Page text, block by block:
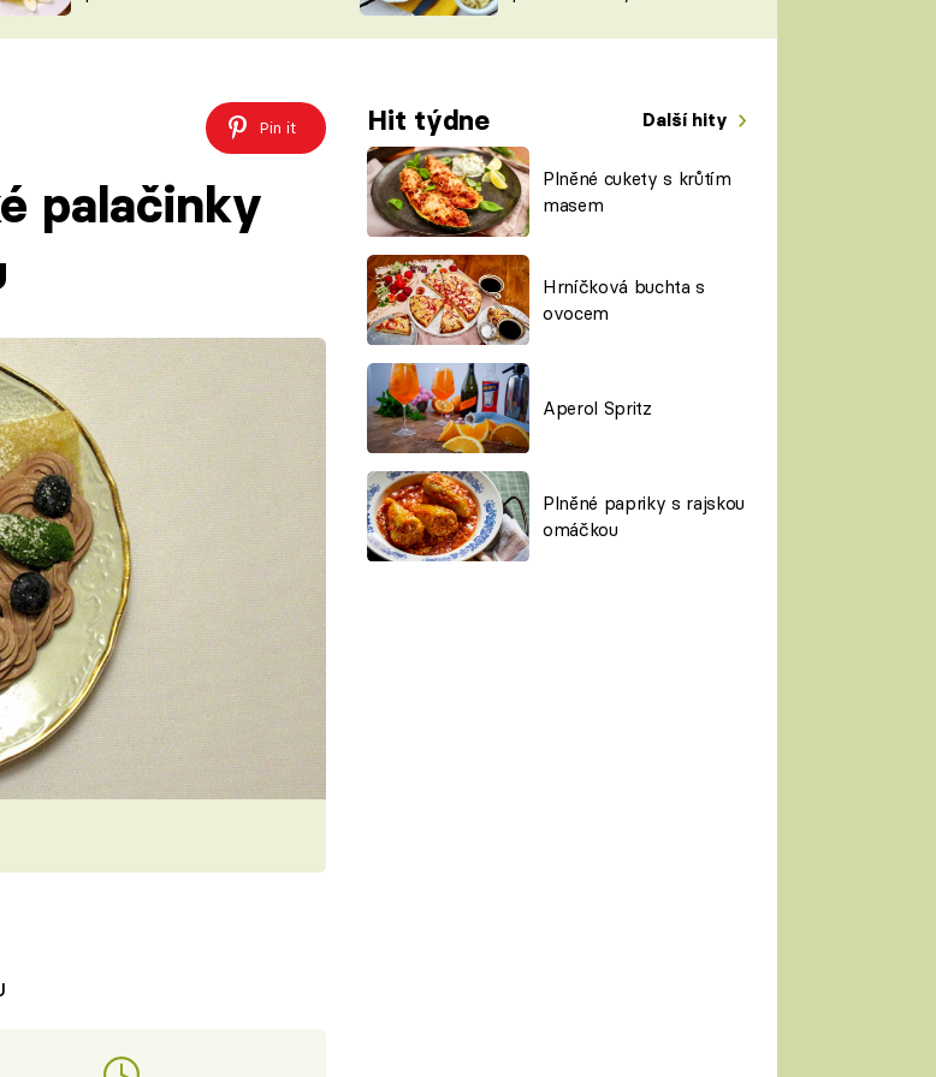
ŠÉFREDAKTORKY
ČASOPIS
Pin it Hit týdne Další hity
Plněné cukety s krůtím
masem
Hrníčková buchta s
ovocem
Aperol Spritz
Plněné papriky s rajskou
omáčkou
palačinky